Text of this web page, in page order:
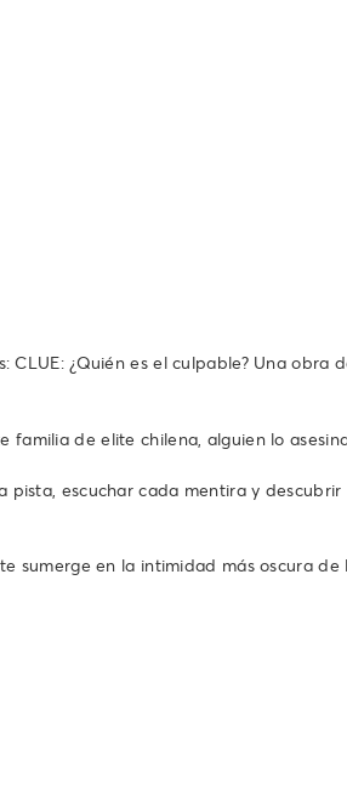
¿Quién es el culpable? Una obra
de elite chilena, alguien lo
escuchar cada mentira y
en la intimidad más oscura de